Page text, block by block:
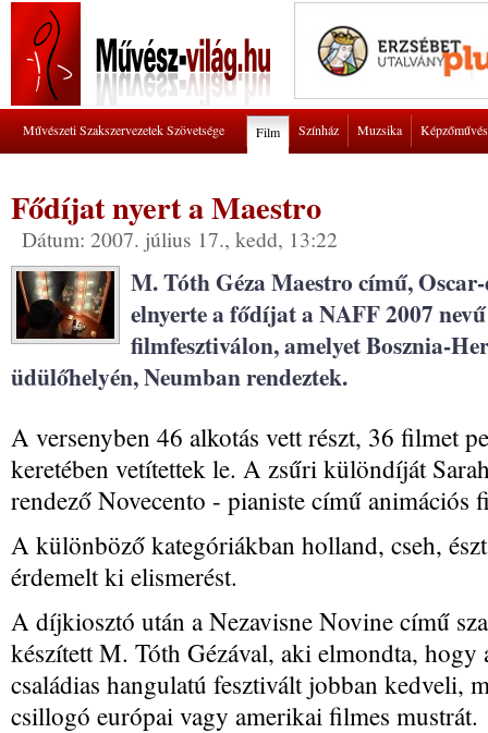
Művészeti Szakszervezetek Szövetsége Film Színház Muzsika
Fődíjat nyert a Maestro
Dátum: 2007. július 17., kedd, 13:22
M. Tóth Géza Maestro című,
elnyerte a fődíjat a NAFF 2007
filmfesztiválon, amelyet Bosznia-
üdülőhelyén, Neumban rendeztek.
A versenyben 46 alkotás vett részt, 36 filmet
keretében vetítettek le. A zsűri különdíját
rendező Novecento - pianiste című animációs
A különböző kategóriákban holland, cseh,
érdemelt ki elismerést.
A díjkiosztó után a Nezavisne Novine című
készített M. Tóth Gézával, aki elmondta, hogy
családias hangulatú fesztivált jobban kedveli,
csillogó európai vagy amerikai filmes mustrát.